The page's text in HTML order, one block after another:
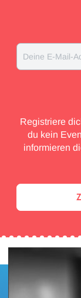
Deine E-Mail-
Registriere
du kein
informieren